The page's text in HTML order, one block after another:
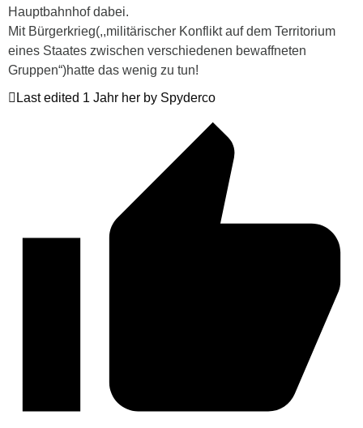
Hauptbahnhof dabei.
Mit Bürgerkrieg(,,militärischer Konflikt auf dem Territorium
eines Staates zwischen verschiedenen bewaffneten
Gruppen“)hatte das wenig zu tun!
Last edited 1 Jahr her by Spyderco